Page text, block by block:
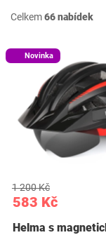
Celkem66 nabídek
Novinka
583 Kč
1 200 Kč
Helma s